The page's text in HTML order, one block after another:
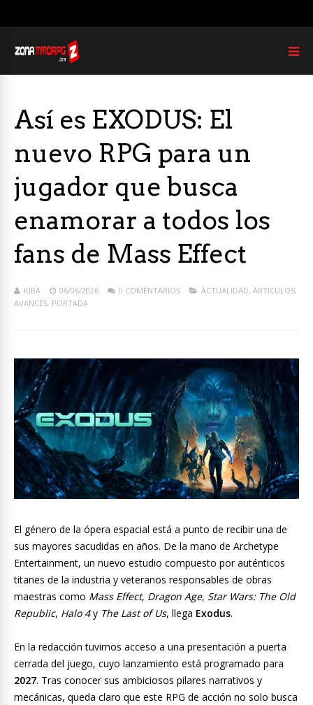
Así es EXODUS: El
nuevo RPG para un
jugador que busca
enamorar a todos los
fans de Mass Effect
KIBA 06/06/2026 0 COMENTARIOS ACTUALIDAD, ARTICULOS,
AVANCES, PORTADA
El género de la ópera espacial está a punto de recibir una de
sus mayores sacudidas en años. De la mano de Archetype
Entertainment, un nuevo estudio compuesto por auténticos
titanes de la industria y veteranos responsables de obras
maestras como Mass Effect, Dragon Age, Star Wars: The Old
Republic, Halo 4y The Last of Us, llega Exodus.
En la redacción tuvimos acceso a una presentación a puerta
cerrada del juego, cuyo lanzamiento está programado para
2027. Tras conocer sus ambiciosos pilares narrativos y
mecánicas, queda claro que este RPG de acción no solo busca